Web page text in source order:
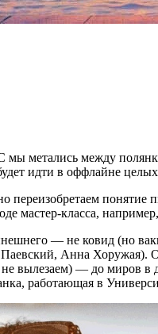
метались между
идти в оффлайне
переизобретаем
мастер-класса,
— не ковид (но
Анна Хоружая).
вылезаем) — до миров в
работающая в